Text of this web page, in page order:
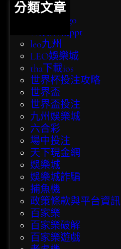
分類文章
bingo bingo
eo娛樂城ppt
leo九州
LEO娛樂城
tha下載ios
世界杯投注攻略
世界盃
世界盃投注
九州娛樂城
六合彩
場中投注
天下現金網
娛樂城
娛樂城詐騙
捕魚機
政策條款與平台資訊
百家樂
百家樂破解
百家樂遊戲